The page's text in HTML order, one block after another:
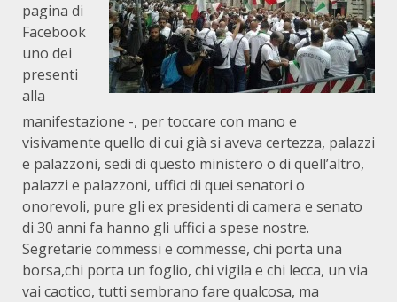
pagina di
Facebook
uno dei
presenti
alla
manifestazione -, per toccare con mano e
visivamente quello di cui già si aveva certezza, palazzi
e palazzoni, sedi di questo ministero o di quell’altro,
palazzi e palazzoni, uffici di quei senatori o
onorevoli, pure gli ex presidenti di camera e senato
di 30 anni fa hanno gli uffici a spese nostre.
Segretarie commessi e commesse, chi porta una
borsa,chi porta un foglio, chi vigila e chi lecca, un via
vai caotico, tutti sembrano fare qualcosa, ma